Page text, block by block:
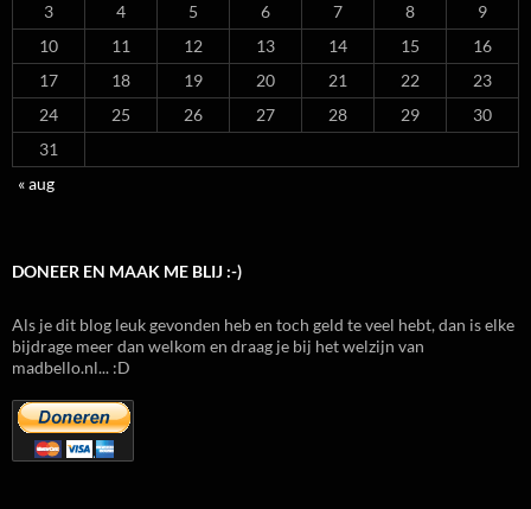
3
4 5 6 7 8
9
10
11 12 13 14 15
16
17
18 19 20 21 22
23
24
25 26 27 28 29
30
31
« aug
DONEER EN MAAK ME BLIJ :-)
Als je dit blog leuk gevonden heb en toch geld te veel hebt, dan is elke
bijdrage meer dan welkom en draag je bij het welzijn van
madbello.nl... :D